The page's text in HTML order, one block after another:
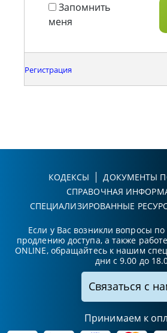
Запомнить
меня
Регистрация
КОДЕКСЫ
ДОКУМЕНТЫ
СПРАВОЧНАЯ
СПЕЦИАЛИЗИРОВАННЫЕ
Если у Вас возникли вопросы
продлению доступа, а также
ONLINE, обращайтесь к нашим
дни с 9.00 до
Связаться с
Принимаем к